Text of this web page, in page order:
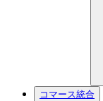
コマース統合